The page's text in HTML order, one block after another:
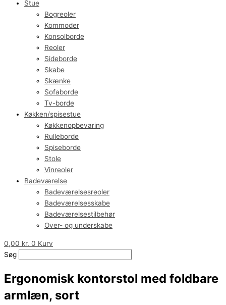
Stue
Bogreoler
Kommoder
Konsolborde
Reoler
Sideborde
Skabe
Skænke
Sofaborde
Tv-borde
Køkken/spisestue
Køkkenopbevaring
Rulleborde
Spiseborde
Stole
Vinreoler
Badeværelse
Badeværelsesreoler
Badeværelsesskabe
Badeværelsestilbehør
Over- og underskabe
0,00 kr. 0 Kurv
Søg
Ergonomisk kontorstol med foldbare
armlæn, sort